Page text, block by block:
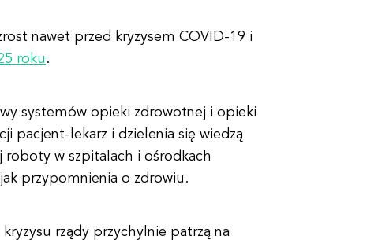
nawet przed kryzysem COVID-19 i
roku .
systemów opieki zdrowotnej i opieki
pacjent-lekarz i dzielenia się wiedzą
roboty w szpitalach i ośrodkach
przypomnienia o zdrowiu.
rządy przychylnie patrzą na